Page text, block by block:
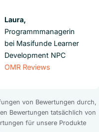
Laura,
Programmmanagerin
bei Masifunde Learner
Development NPC
OMR Reviews
von Bewertungen durch,
Bewertungen tatsächlich von
für unsere Produkte